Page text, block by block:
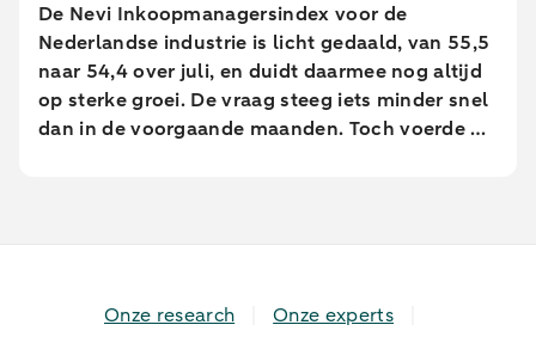
De Nevi Inkoopmanagersindex voor de
Nederlandse industrie is licht gedaald, van 55,5
naar 54,4 over juli, en duidt daarmee nog altijd
op sterke groei. De vraag steeg iets minder snel
dan in de voorgaande maanden. Toch voerde de
Onze research Onze experts